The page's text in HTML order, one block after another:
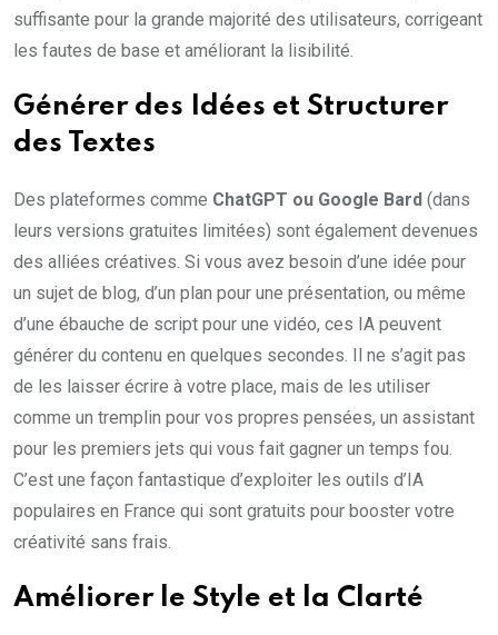
suffisante pour la grande majorité des utilisateurs, corrigeant
les fautes de base et améliorant la lisibilité.
Générer des Idées et Structurer
des Textes
Des plateformes comme ChatGPT ou Google Bard (dans
leurs versions gratuites limitées) sont également devenues
des alliées créatives. Si vous avez besoin d’une idée pour
un sujet de blog, d’un plan pour une présentation, ou même
d’une ébauche de script pour une vidéo, ces IA peuvent
générer du contenu en quelques secondes. Il ne s’agit pas
de les laisser écrire à votre place, mais de les utiliser
comme un tremplin pour vos propres pensées, un assistant
pour les premiers jets qui vous fait gagner un temps fou.
C’est une façon fantastique d’exploiter les outils d’IA
populaires en France qui sont gratuits pour booster votre
créativité sans frais.
Améliorer le Style et la Clarté